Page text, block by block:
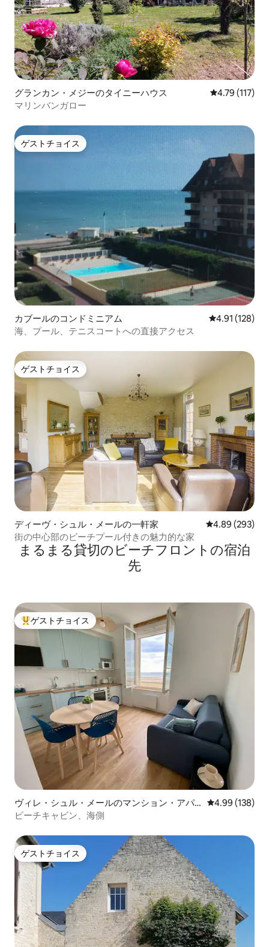
グランカン・メジーのタイニーハウス レビュー117
4.79 (117)
マリンバンガロー
ゲストチョイス
ゲストチョイス
カブールのコンドミニアム レビュー128
4.91 (128)
海、プール、テニスコートへの直接アクセス
ゲストチョイス
ゲストチョイス
ディーヴ・シュル・メールの一軒家 レビュー293
4.89 (293)
街の中心部のビーチプール付きの魅力的な家
まるまる貸切のビーチフロントの宿泊
先
大好評のゲストチョイスです。
ゲストチョイス
ヴィレ・シュル・メールのマンション・アパ
ート
レビュー138
4.99 (138)
ビーチキャビン、海側
ゲストチョイス
ゲストチョイス